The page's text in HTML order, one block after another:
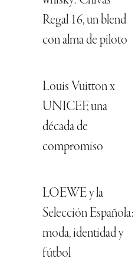
Regal 16, un blend
con alma de piloto
Louis Vuitton x
UNICEF, una
década de
compromiso
LOEWE y la
Selección Española:
moda, identidad y
fútbol